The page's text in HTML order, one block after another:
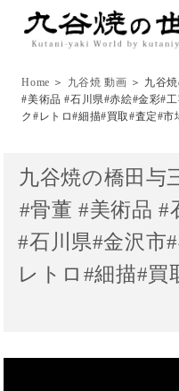
Home ＞ 九谷焼 動画 ＞ 九谷
#美術品 #石川県#赤絵#金彩#
ク#レトロ#細描#買取#査定#市
九谷焼の橋田与
#骨董 #美術品 #
#石川県#金沢市
レトロ#細描#買